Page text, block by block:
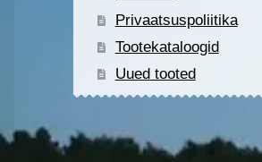
Privaatsuspoliitika
Tootekataloogid
Uued tooted